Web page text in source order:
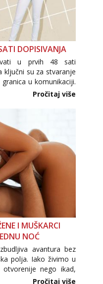
DOPISIVANJA
u prvih 48 sati
ključni su za stvaranje
u komunikaciji.
osobnih ili intimnih
još nije zaslužila to
Pročitaj više
I MUŠKARCI
NOĆ
avantura bez
polja. Iako živimo u
nego ikad,
burne rasprave. Što
Pročitaj više